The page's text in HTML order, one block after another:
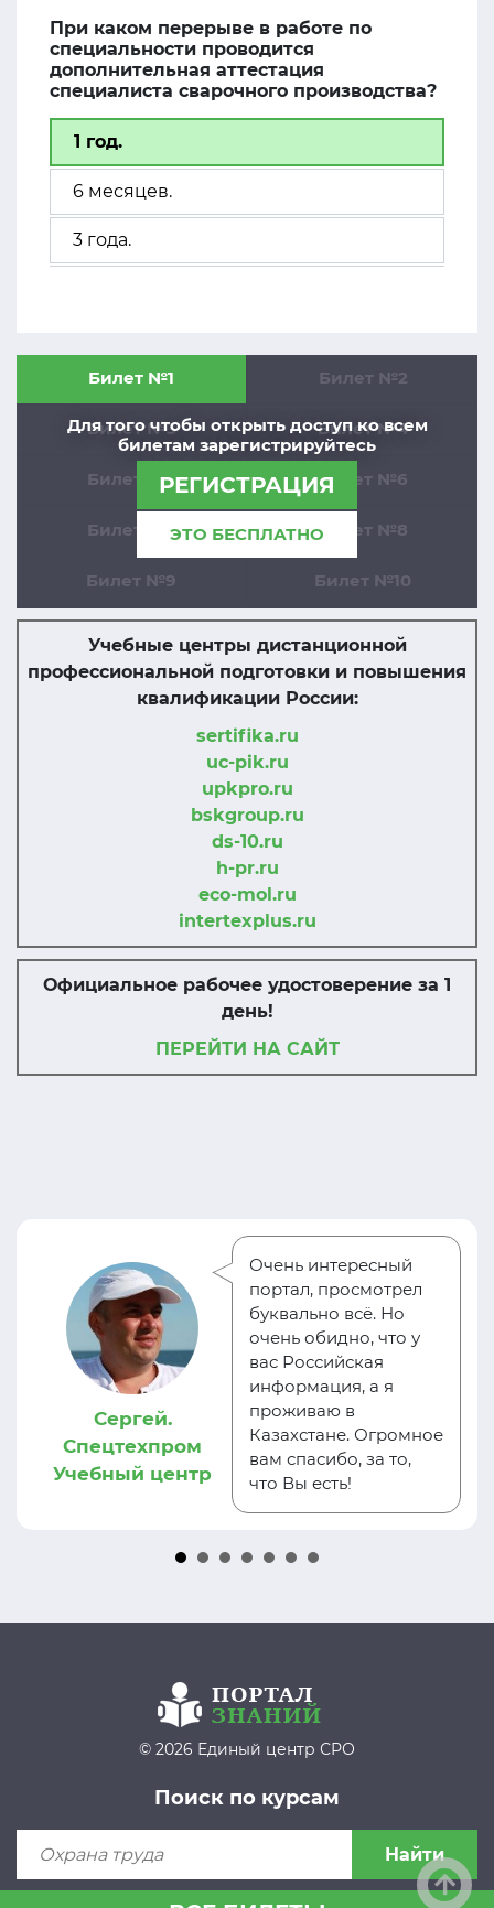
При каком перерыве в работе по
специальности проводится
дополнительная аттестация
специалиста сварочного производства?
1 год.
6 месяцев.
3 года.
Для того чтобы открыть доступ ко всем
билетам зарегистрируйтесь
РЕГИСТРАЦИЯ
ЭТО БЕСПЛАТНО
Билет №1 Билет №2
Билет №3 Билет №4
Билет №5 Билет №6
Билет №7 Билет №8
Билет №9 Билет №10
Учебные центры дистанционной
профессиональной подготовки и повышения
квалификации России:
sertifika.ru
uc-pik.ru
upkpro.ru
bskgroup.ru
ds-10.ru
h-pr.ru
eco-mol.ru
intertexplus.ru
Официальное рабочее удостоверение за 1
день!
ПЕРЕЙТИ НА САЙТ
Сергей.
Спецтехпром
Учебный центр
Очень интересный
портал, просмотрел
буквально всё. Но
очень обидно, что у
вас Российская
информация, а я
проживаю в
Казахстане. Огромное
вам спасибо, за то,
что Вы есть!
© 2026 Единый центр СРО
Поиск по курсам
Найти